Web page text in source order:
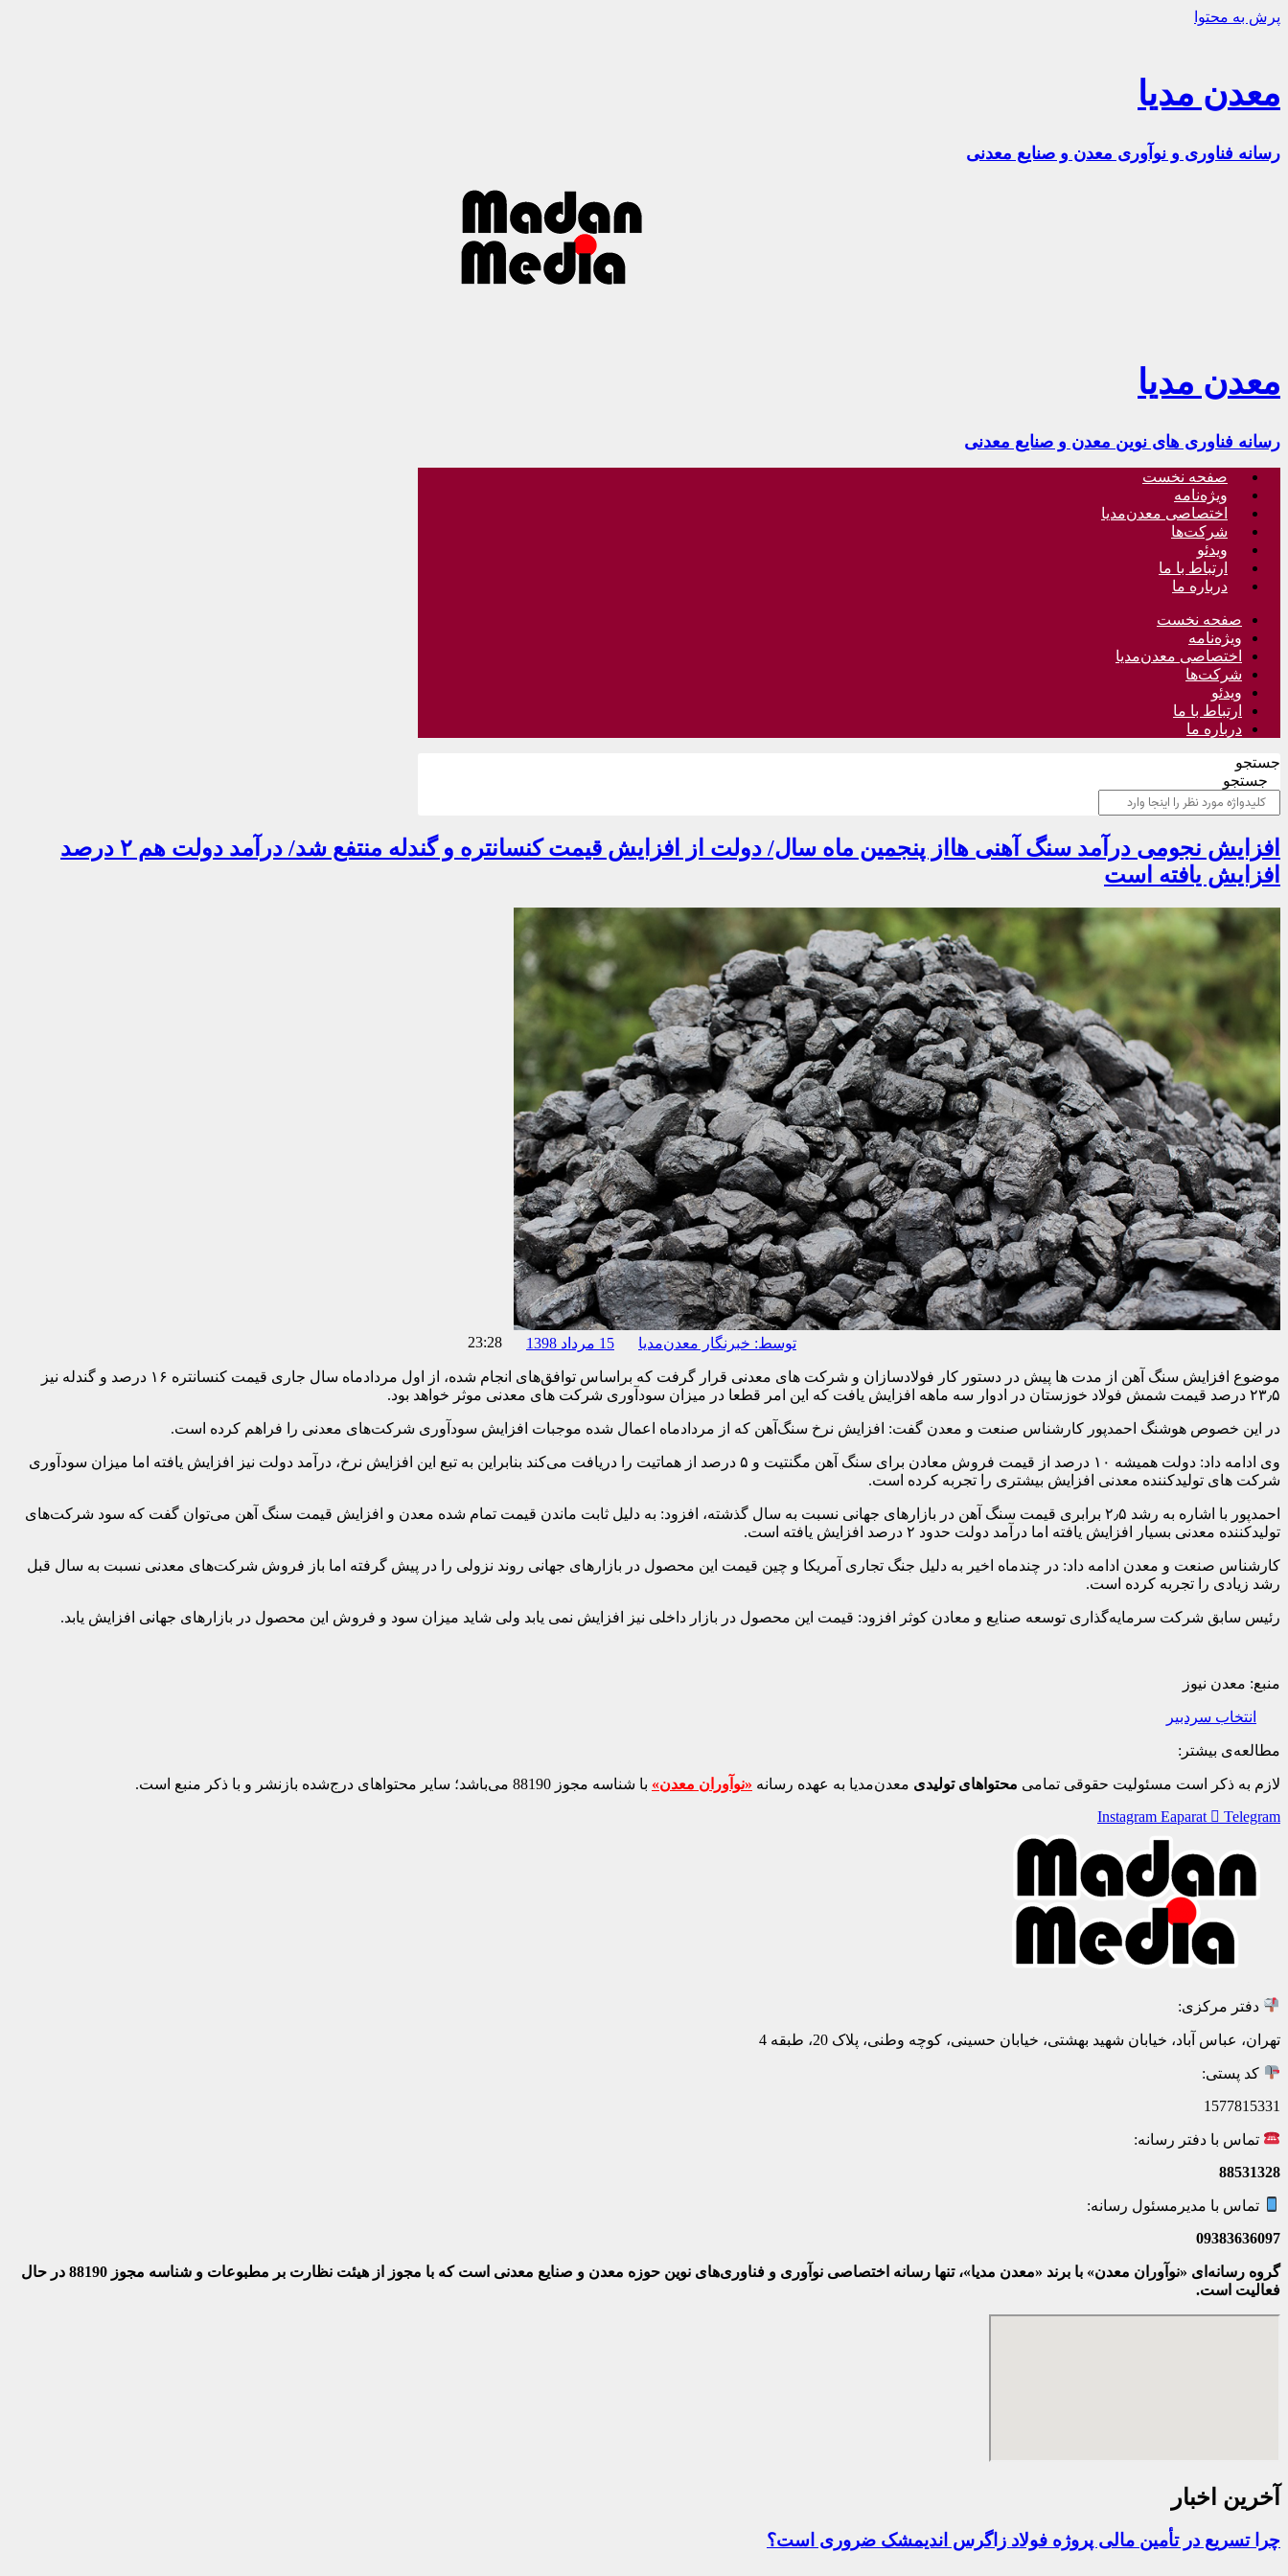
پرش به محتوا
معدن مدیا
رسانه فناوری و نوآوری معدن و صنایع معدنی
معدن مدیا
رسانه فناوری های نوین معدن و صنایع معدنی
صفحه نخست
ویژه‌نامه
اختصاصی معدن‌مدیا
شرکت‌ها
ویدئو
ارتباط با ما
درباره ما
صفحه نخست
ویژه‌نامه
اختصاصی معدن‌مدیا
شرکت‌ها
ویدئو
ارتباط با ما
درباره ما
جستجو
جستجو
افزایش نجومی درآمد سنگ آهنی هااز پنجمین ماه سال/ دولت از افزایش قیمت کنسانتره و گندله منتفع شد/ درآمد دولت هم ۲ درصد
افزایش یافته است
توسط: خبرنگار معدن‌مدیا 15 مرداد 1398 23:28
موضوع افزایش سنگ آهن از مدت ها پیش در دستور کار فولادسازان و شرکت های معدنی قرار گرفت که براساس توافق‌های انجام شده، از اول مردادماه سال جاری قیمت کنسانتره ۱۶ درصد و گندله نیز
۲۳٫۵ درصد قیمت شمش فولاد خوزستان در ادوار سه ماهه افزایش یافت که این امر قطعا در میزان سودآوری شرکت های معدنی موثر خواهد بود.
در این خصوص هوشنگ احمدپور کارشناس صنعت و معدن گفت: افزایش نرخ سنگ‌آهن که از مردادماه اعمال شده موجبات افزایش سودآوری شرکت‌های معدنی را فراهم کرده است.
وی ادامه داد: دولت همیشه ۱۰ درصد از قیمت فروش معادن برای سنگ آهن مگنتیت و ۵ درصد از هماتیت را دریافت می‌کند بنابراین به تبع این افزایش نرخ، درآمد دولت نیز افزایش یافته اما میزان سودآوری
شرکت های تولیدکننده معدنی افزایش بیشتری را تجربه کرده است.
احمدپور با اشاره به رشد ۲٫۵ برابری قیمت سنگ آهن در بازارهای جهانی نسبت به سال گذشته، افزود: به دلیل ثابت ماندن قیمت تمام شده معدن و افزایش قیمت سنگ آهن می‌توان گفت که سود شرکت‌های
تولیدکننده معدنی بسیار افزایش یافته اما درآمد دولت حدود ۲ درصد افزایش یافته است.
کارشناس صنعت و معدن ادامه داد: در چندماه اخیر به دلیل جنگ تجاری آمریکا و چین قیمت این محصول در بازارهای جهانی روند نزولی را در پیش گرفته اما باز فروش شرکت‌های معدنی نسبت به سال قبل
رشد زیادی را تجربه کرده است.
رئیس سابق شرکت سرمایه‌گذاری توسعه صنایع و معادن کوثر افزود: قیمت این محصول در بازار داخلی نیز افزایش نمی یابد ولی شاید میزان سود و فروش این محصول در بازارهای جهانی افزایش یابد.
منبع: معدن نیوز
انتخاب سردبیر
مطالعه‌ی بیشتر:
لازم به ذکر است مسئولیت حقوقی تمامی محتواهای تولیدی معدن‌مدیا به عهده رسانه «نوآوران معدن» با شناسه مجوز 88190 می‌باشد؛ سایر محتواهای درج‌شده بازنشر و با ذکر منبع است.
Instagram Eaparat Telegram
دفتر مرکزی:
تهران، عباس آباد، خیابان شهید بهشتی، خیابان حسینی، کوچه وطنی، پلاک 20، طبقه 4
کد پستی:
1577815331
تماس با دفتر رسانه:
88531328
تماس با مدیرمسئول رسانه:
09383636097
گروه رسانه‌ای «نوآوران معدن» با برند «معدن مدیا»، تنها رسانه اختصاصی نوآوری و فناوری‌های نوین حوزه معدن و صنایع معدنی‌ است که با مجوز از هیئت نظارت بر مطبوعات
و شناسه مجوز 88190 در حال
فعالیت است.
آخرین اخبار
چرا تسریع در تأمین مالی پروژه فولاد زاگرس اندیمشک ضروری است؟